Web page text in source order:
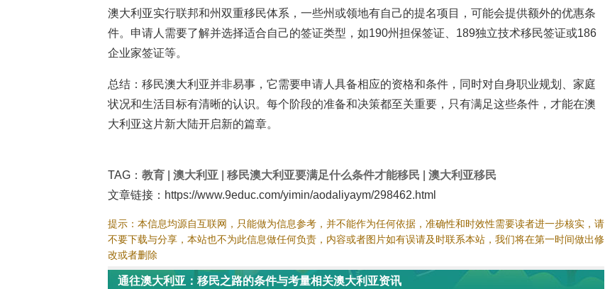
澳大利亚实行联邦和州双重移民体系，一些州或领地有自己的提名项目，可能会提供额外的优惠条
件。申请人需要了解并选择适合自己的签证类型，如190州担保签证、189独立技术移民签证或186
企业家签证等。
总结：移民澳大利亚并非易事，它需要申请人具备相应的资格和条件，同时对自身职业规划、家庭
状况和生活目标有清晰的认识。每个阶段的准备和决策都至关重要，只有满足这些条件，才能在澳
大利亚这片新大陆开启新的篇章。
TAG： 教育 澳大利亚 移民澳大利亚要满足什么条件才能移民
澳大利亚移民
文章链接：https://www.9educ.com/yimin/aodaliyaym/298462.html
提示：本信息均源自互联网，只能做为信息参考，并不能作为任何依据，准确性和时效性需要读者进一步核实，请
不要下载与分享，本站也不为此信息做任何负责，内容或者图片如有误请及时联系本站，我们将在第一时间做出修
改或者删除
通往澳大利亚：移民之路的条件与考量相关澳大利亚资讯